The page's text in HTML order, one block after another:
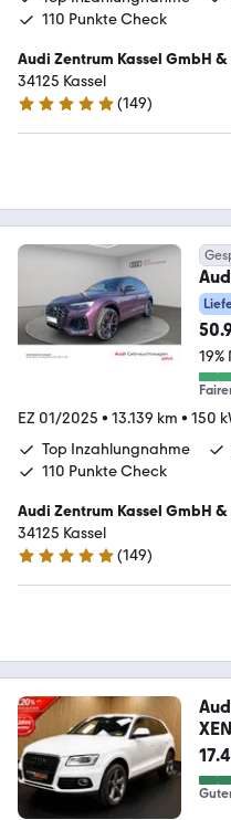
110 Punkte Check
Audi Zentrum Kassel GmbH &
34125 Kassel
4.8 Sterne
(149)
EZ 01/2025 • 13.139 km • 150
Top Inzahlungnahme
110 Punkte Check
Audi Zentrum Kassel GmbH &
34125 Kassel
4.8 Sterne
(149)